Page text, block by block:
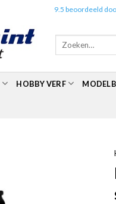
9.5 beoordeeld
Zoeken
HOBBY VERF